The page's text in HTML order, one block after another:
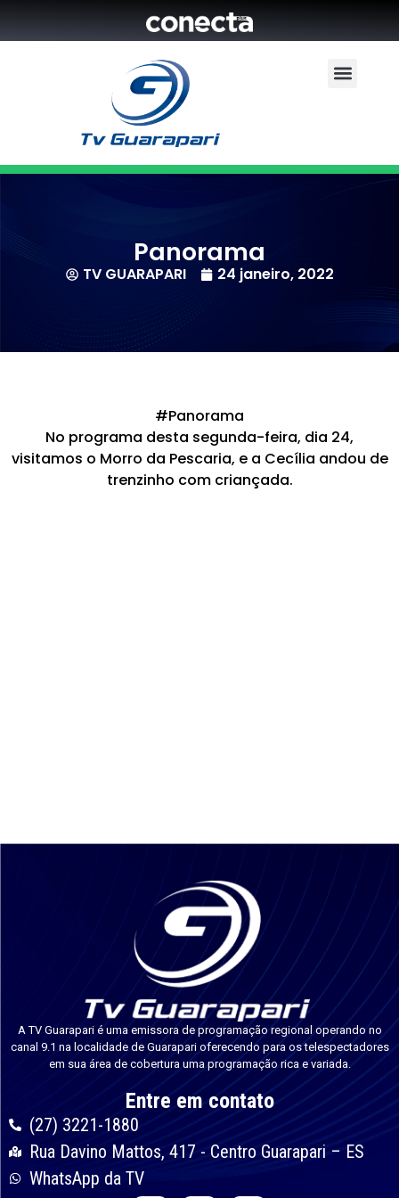
Panorama
TV GUARAPARI 24 janeiro, 2022
#Panorama
No programa desta segunda-feira, dia 24,
visitamos o Morro da Pescaria, e a Cecília andou de
trenzinho com criançada.
A TV Guarapari é uma emissora de programação regional operando no
canal 9.1 na localidade de Guarapari oferecendo para os telespectadores
em sua área de cobertura uma programação rica e variada.
Entre em contato
(27) 3221-1880
Rua Davino Mattos, 417 - Centro Guarapari – ES
WhatsApp da TV